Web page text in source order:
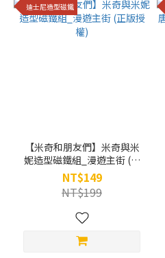
迪士尼造型磁鐵
【米奇和朋友們】米奇與米
妮造型磁鐵組_漫遊主街 (正
版授權)
NT$149
NT$199